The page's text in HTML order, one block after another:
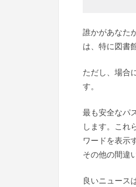
誰かがあなた
は、特に図書
ただし、場合
す。
最も安全なパ
します。これ
ワードを表示
その他の間違
良いニュース